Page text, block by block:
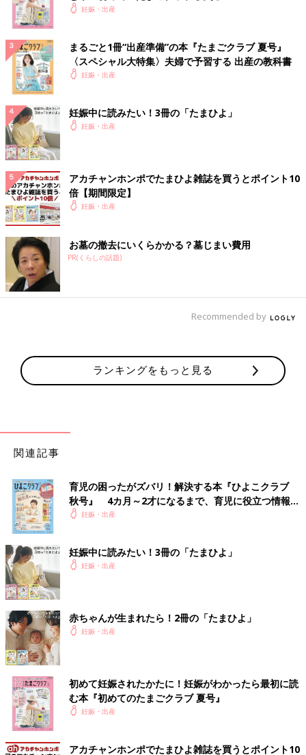
妊娠・出産
まるごと1冊“出産準備”の本『たまごクラブ 夏号』
〈スペシャル大特集〉夫婦で予習する 出産の教科書
妊娠・出産
妊娠中に読みたい！3冊の「たまひよ」
妊娠・出産
アカチャンホンポでたまひよ雑誌を買うとポイント10
倍【期間限定】
妊娠・出産
お墓の撤去にいくらかかる？墓じまい費用
PR(くらしの話題)
Recommended by
ランキングをもっと見る
関連記事
育児の困ったがズバリ！解決する本『ひよこクラブ
秋号』 4カ月～2才になるまで、育児に役立つ情報が
いっぱい！
妊娠・出産
妊娠中に読みたい！3冊の「たまひよ」
妊娠・出産
赤ちゃんが生まれたら！2冊の「たまひよ」
妊娠・出産
初めて妊娠されたかたに！妊娠がわかったら最初に読
む本『初めてのたまごクラブ 夏号』
妊娠・出産
アカチャンホンポでたまひよ雑誌を買うとポイント10